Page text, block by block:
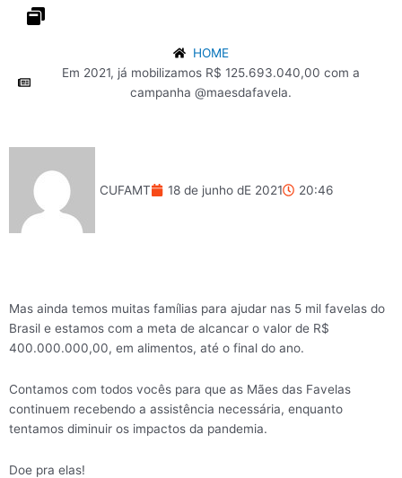
HOME
Em 2021, já mobilizamos R$ 125.693.040,00 com a
campanha @maesdafavela.
CUFAMT 18 de junho dE 2021 20:46
Mas ainda temos muitas famílias para ajudar nas 5 mil favelas do
Brasil e estamos com a meta de alcancar o valor de R$
400.000.000,00, em alimentos, até o final do ano.
Contamos com todos vocês para que as Mães das Favelas
continuem recebendo a assistência necessária, enquanto
tentamos diminuir os impactos da pandemia.
Doe pra elas!